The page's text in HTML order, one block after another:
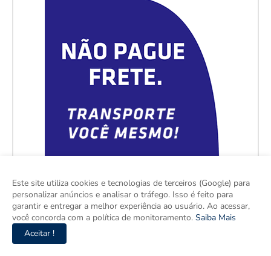
Este site utiliza cookies e tecnologias de terceiros (Google) para
personalizar anúncios e analisar o tráfego. Isso é feito para
garantir e entregar a melhor experiência ao usuário. Ao acessar,
você concorda com a política de monitoramento. Saiba Mais
Aceitar !